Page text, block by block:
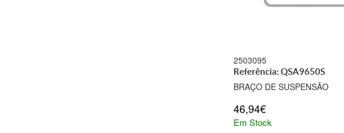
2503095
Referência: QSA9650S
BRAÇO DE SUSPENSÃO
46,94€
Em Stock